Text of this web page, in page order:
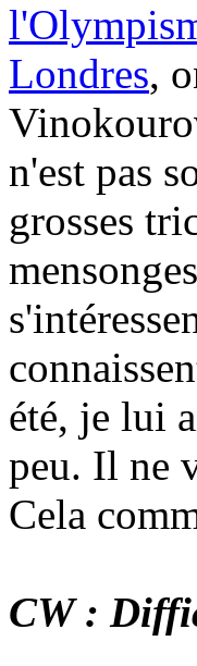
Londres,
n'est pas
grosses
été, je lui
peu. Il ne
Cela
CW :